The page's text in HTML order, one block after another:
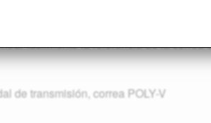
si está desgastada o rota. Es una
fácilmente la referencia de la
de transmisión, correa POLY-V